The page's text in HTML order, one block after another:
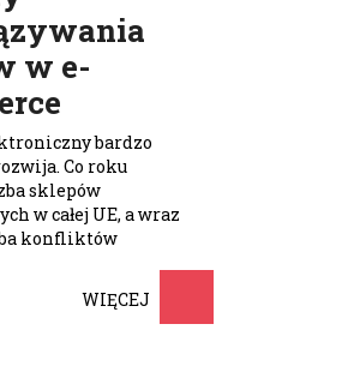
w e-
bardzo
Co roku
sklepów
w całej UE, a wraz
konfliktów
WIĘCEJ